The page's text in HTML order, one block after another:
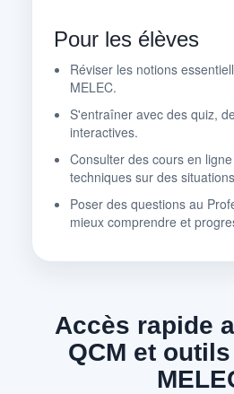
Pour les élèves
Réviser les notions
MELEC.
S'entraîner avec des quiz,
interactives.
Consulter des cours en
techniques sur des
Poser des questions au
mieux comprendre et
Accès rapide
QCM et